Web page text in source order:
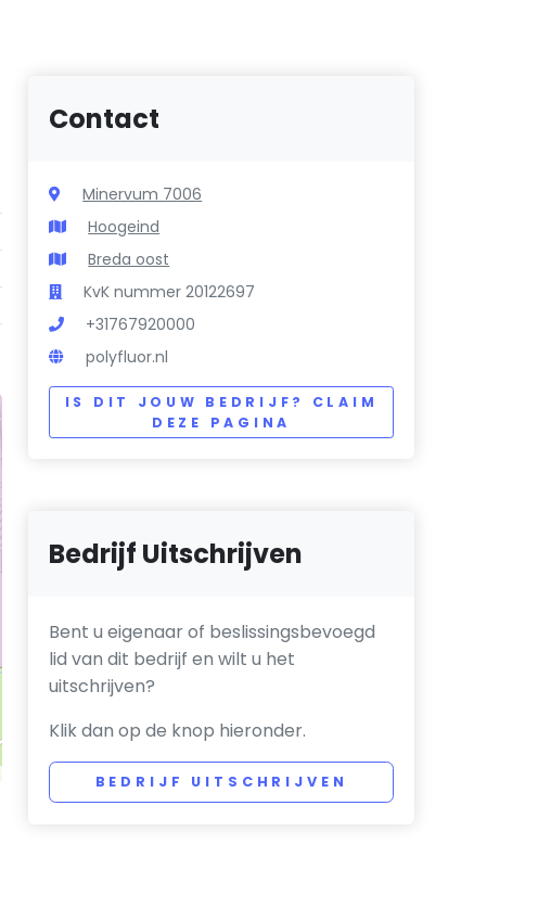
Contact
Minervum 7006
Hoogeind
Breda oost
KvK nummer 20122697
+31767920000
polyfluor.nl
IS DIT JOUW BEDRIJF? CLAIM
DEZE PAGINA
Bedrijf Uitschrijven
Bent u eigenaar of beslissingsbevoegd
lid van dit bedrijf en wilt u het
uitschrijven?
Klik dan op de knop hieronder.
BEDRIJF UITSCHRIJVEN